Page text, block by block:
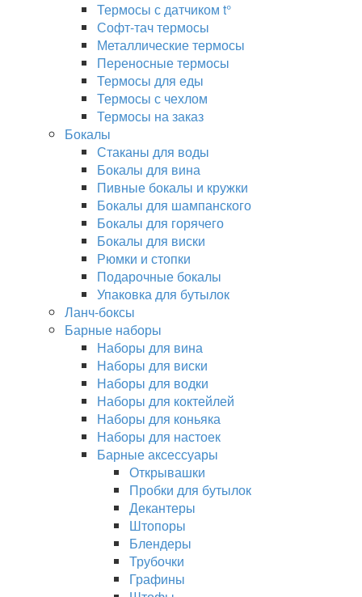
Термосы с датчиком t°
Софт-тач термосы
Металлические термосы
Переносные термосы
Термосы для еды
Термосы с чехлом
Термосы на заказ
Бокалы
Стаканы для воды
Бокалы для вина
Пивные бокалы и кружки
Бокалы для шампанского
Бокалы для горячего
Бокалы для виски
Рюмки и стопки
Подарочные бокалы
Упаковка для бутылок
Ланч-боксы
Барные наборы
Наборы для вина
Наборы для виски
Наборы для водки
Наборы для коктейлей
Наборы для коньяка
Наборы для настоек
Барные аксессуары
Открывашки
Пробки для бутылок
Декантеры
Штопоры
Блендеры
Трубочки
Графины